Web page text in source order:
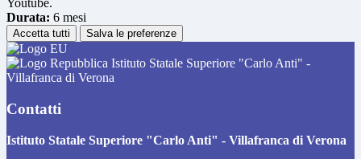
Youtube.
Durata: 6 mesi
Accetta tutti Salva le preferenze
Istituto Statale Superiore "Carlo Anti" -
Villafranca di Verona
Contatti
Istituto Statale Superiore "Carlo Anti" - Villafranca di Verona